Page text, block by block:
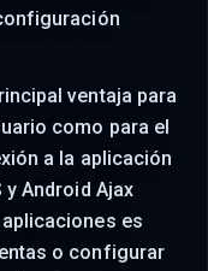
ventaja para
como para el
a la aplicación
y Android Ajax
es
o configurar